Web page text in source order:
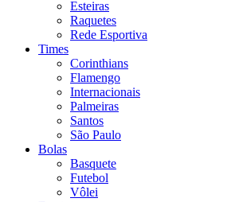
Esteiras
Raquetes
Rede Esportiva
Times
Corinthians
Flamengo
Internacionais
Palmeiras
Santos
São Paulo
Bolas
Basquete
Futebol
Vôlei